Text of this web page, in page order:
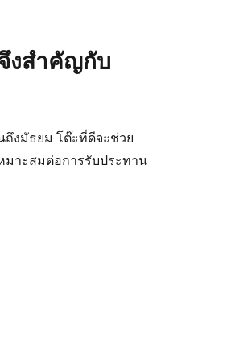
งสำคัญกับ
งมัธยม โต๊ะที่ดีจะช่วย
มาะสมต่อการรับประทาน